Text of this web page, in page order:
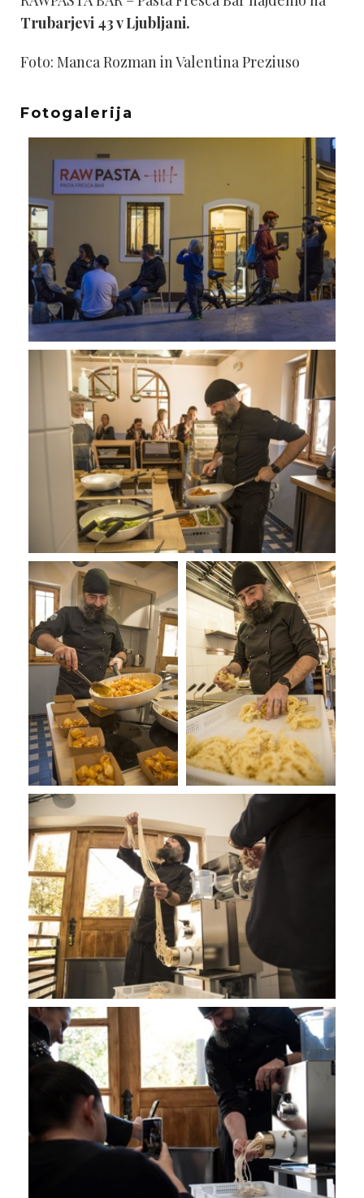
Trubarjevi 43 v Ljubljani.
Foto: Manca Rozman in Valentina Preziuso
Fotogalerija